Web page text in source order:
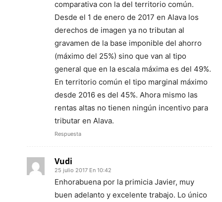
comparativa con la del territorio común.
Desde el 1 de enero de 2017 en Alava los
derechos de imagen ya no tributan al
gravamen de la base imponible del ahorro
(máximo del 25%) sino que van al tipo
general que en la escala máxima es del 49%.
En territorio común el tipo marginal máximo
desde 2016 es del 45%. Ahora mismo las
rentas altas no tienen ningún incentivo para
tributar en Alava.
Respuesta
Vudi
25 julio 2017 En 10:42
Enhorabuena por la primicia Javier, muy
buen adelanto y excelente trabajo. Lo único